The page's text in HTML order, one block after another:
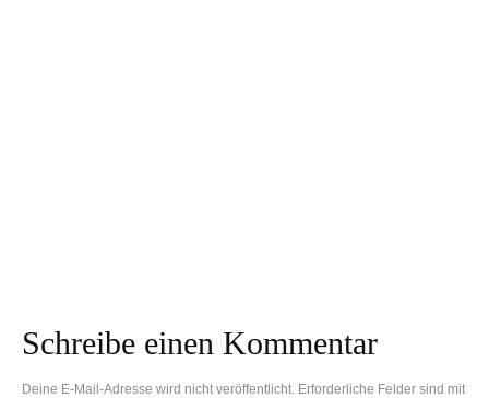
Schreibe einen Kommentar
Deine E-Mail-Adresse wird nicht veröffentlicht. Erforderliche Felder sind mit